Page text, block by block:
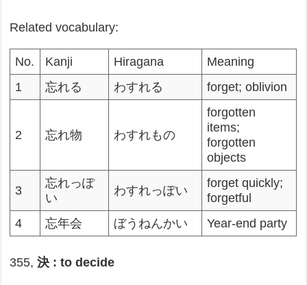
Related vocabulary:
No. Kanji Hiragana
Meaning
1
忘れる わすれる forget; oblivion
2 忘れ物 わすれもの
forgotten
items;
forgotten
objects
3
忘れっぽ
い
わすれっぽい
forget quickly;
forgetful
4
忘年会 ぼうねんかい Year-end party
355,決 : to decide